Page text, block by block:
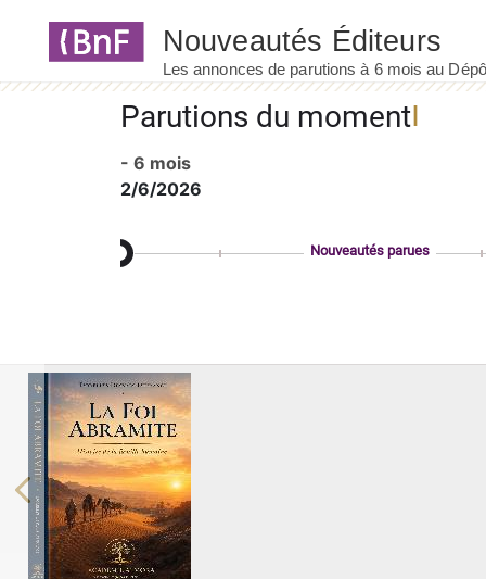
Parutions du moment
- 6 mois
2/6/2026
Nouveautés parues
Previous